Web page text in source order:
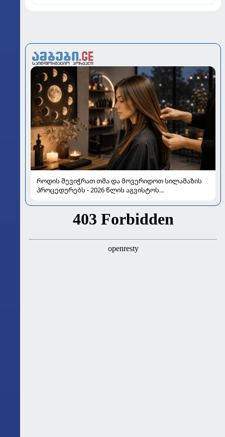
როდის შევიჭრათ თმა და მოვერიდოთ სილამაზის
პროცედურებს - 2026 წლის აგვისტოს